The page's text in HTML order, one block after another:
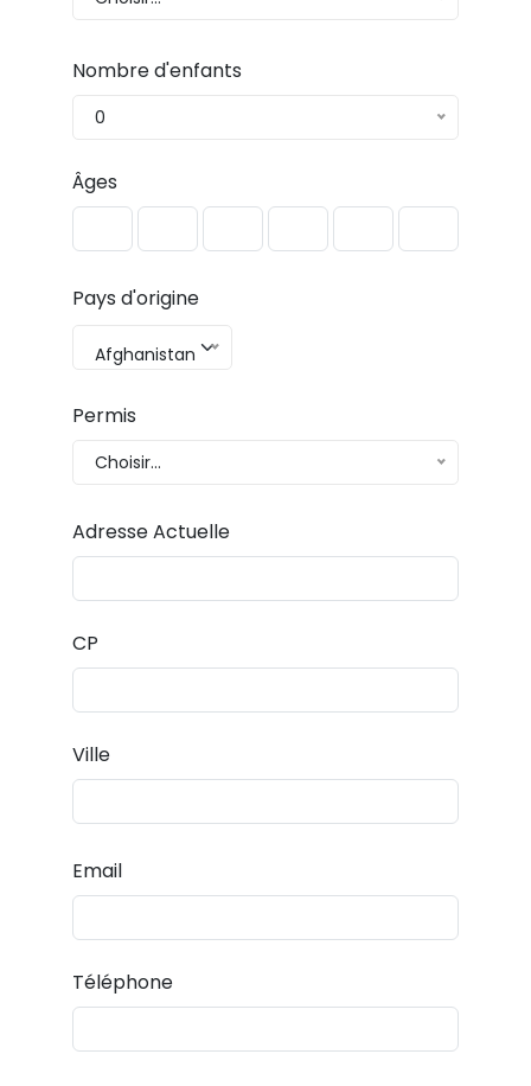
Nombre d'enfants
0
Âges
Pays d'origine
Afghanistan
Permis
Choisir...
Adresse Actuelle
CP
Ville
Email
Téléphone